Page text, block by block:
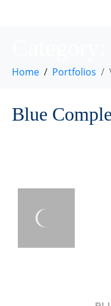
Home Portfolios
Blue